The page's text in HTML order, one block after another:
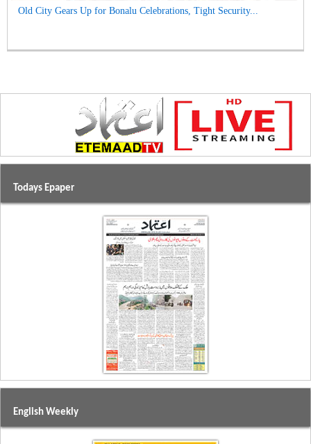
Old City Gears Up for Bonalu Celebrations, Tight Security...
Todays Epaper
English Weekly